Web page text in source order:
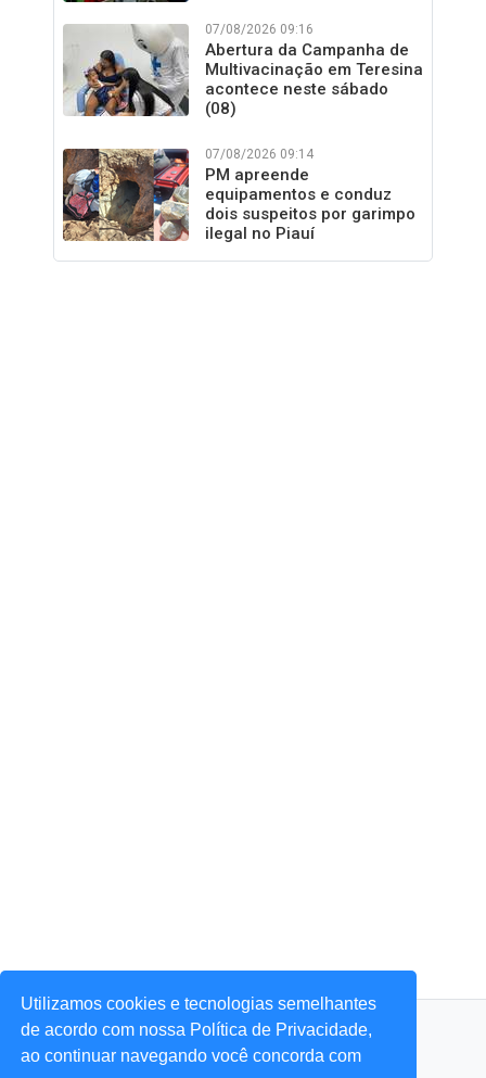
Utilizamos cookies e tecnologias semelhantes
de acordo com nossa Política de Privacidade,
ao continuar navegando você concorda com
07/08/2026 09:16
Abertura da Campanha de
Multivacinação em Teresina
acontece neste sábado
(08)
07/08/2026 09:14
PM apreende
equipamentos e conduz
dois suspeitos por garimpo
ilegal no Piauí
© 2026 Portal Agora Sim! — Todos os direitos reservados.